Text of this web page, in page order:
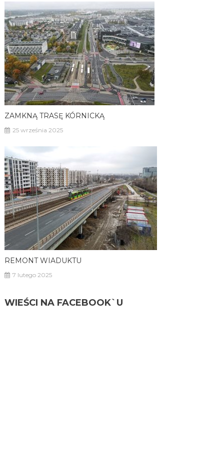
ZAMKNĄ TRASĘ KÓRNICKĄ
25 września 2025
REMONT WIADUKTU
7 lutego 2025
WIEŚCI NA FACEBOOK`U